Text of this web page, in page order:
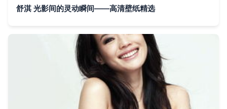
舒淇 光影间的灵动瞬间——高清壁纸精选